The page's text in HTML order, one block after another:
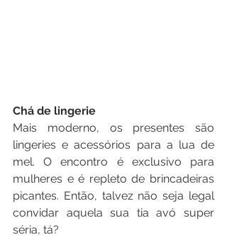
Chá de lingerie
Mais moderno, os presentes são
lingeries e acessórios para a lua de
mel. O encontro é exclusivo para
mulheres e é repleto de brincadeiras
picantes. Então, talvez não seja legal
convidar aquela sua tia avó super
séria, tá?